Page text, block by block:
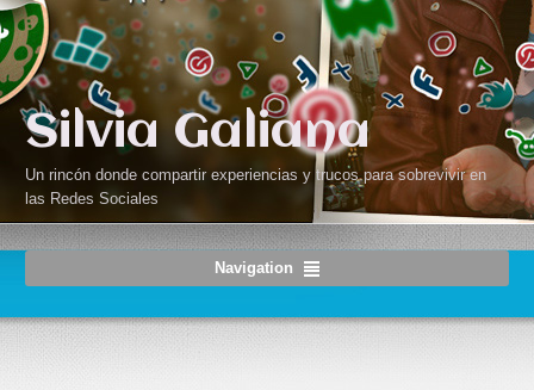
Silvia Galiana
Un rincón donde compartir experiencias y trucos para sobrevivir en
las Redes Sociales
Navigation